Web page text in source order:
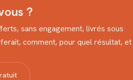
?
sans engagement, livrés sous
comment, pour quel résultat, et